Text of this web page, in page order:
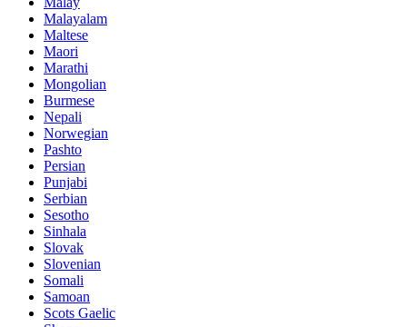
Malayalam
Maltese
Maori
Marathi
Mongolian
Burmese
Nepali
Norwegian
Pashto
Persian
Punjabi
Serbian
Sesotho
Sinhala
Slovak
Slovenian
Somali
Samoan
Scots Gaelic